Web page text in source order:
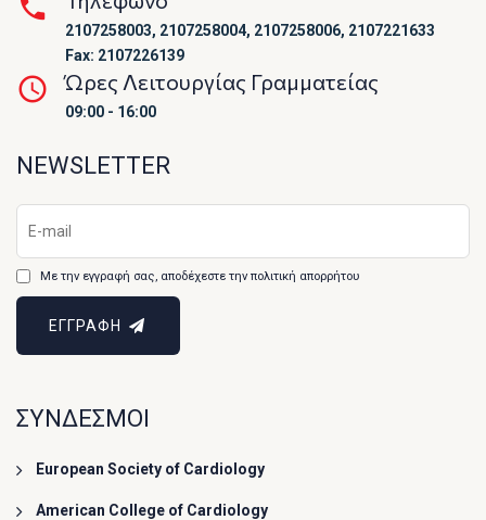
2107258003, 2107258004, 2107258006, 2107221633
Fax: 2107226139
Ώρες Λειτουργίας Γραμματείας
09:00 - 16:00
NEWSLETTER
Με την εγγραφή σας, αποδέχεστε την πολιτική απορρήτου
ΕΓΓΡΑΦΗ
ΣΥΝΔΕΣΜΟΙ
European Society of Cardiology
American College of Cardiology